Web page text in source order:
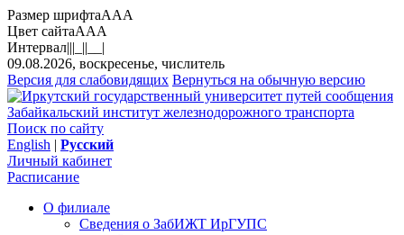
Размер шрифтаAAA
Цвет сайтаAAA
Интервал|||_||__|
09.08.2026, воскресенье, числитель
Версия для слабовидящих Вернуться на обычную версию
Забайкальский институт железнодорожного транспорта
Поиск по сайту
English | Русский
Личный кабинет
Расписание
О филиале
Сведения о ЗабИЖТ ИрГУПС